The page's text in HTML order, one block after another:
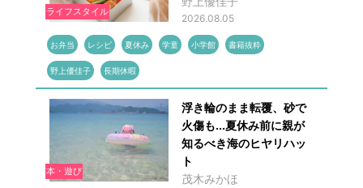
ライフスタイル
2026.08.05
お弁当 レシピ 夏休み 学童 小学館 書籍抜粋
野上優佳子 長期休暇
本・遊び
浮き輪のまま転覆、砂で
火傷も...夏休み前に親が
知るべき海のヒヤリハッ
ト
茂木みかほ